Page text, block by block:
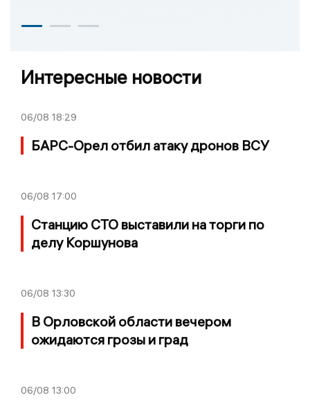
Интересные новости
06/08 18:29
БАРС-Орел отбил атаку дронов ВСУ
06/08 17:00
Станцию СТО выставили на торги по
делу Коршунова
06/08 13:30
В Орловской области вечером
ожидаются грозы и град
06/08 13:00